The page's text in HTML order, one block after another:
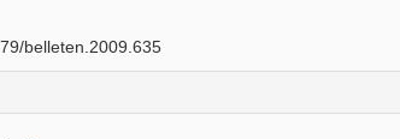
belleten.2009.635